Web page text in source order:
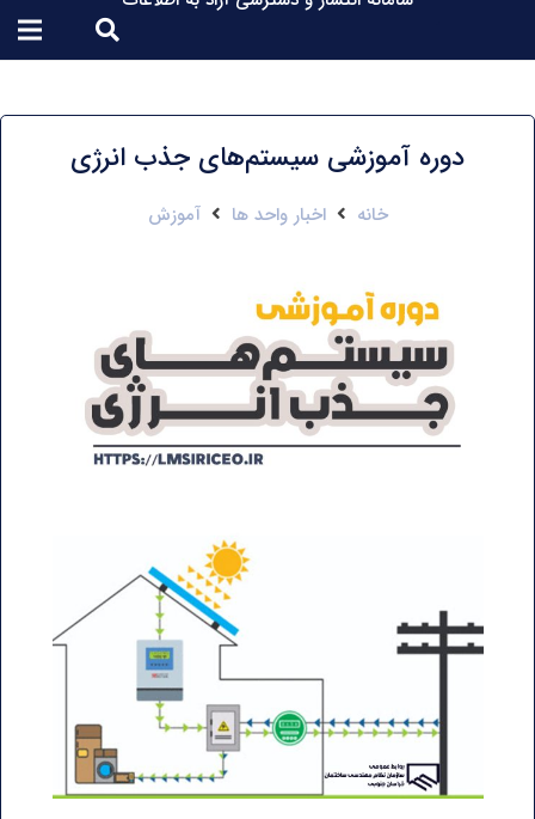
دوره آموزشی سیستم‌های جذب انرژی
خانه اخبار واحد ها آموزش